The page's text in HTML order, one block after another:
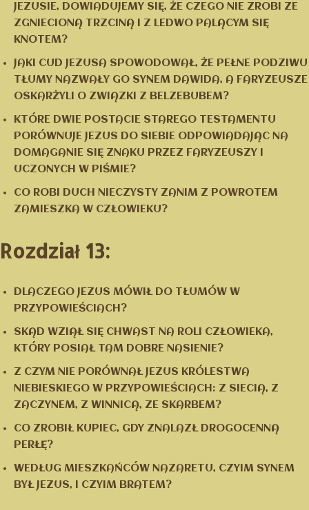
JEZUSIE, DOWIADUJEMY SIĘ, ŻE CZEGO NIE ZROBI ZE
ZGNIECIONĄ TRZCINĄ I Z LEDWO PALĄCYM SIĘ
KNOTEM?
JAKI CUD JEZUSA SPOWODOWAŁ, ŻE PEŁNE PODZIWU
TŁUMY NAZWAŁY GO SYNEM DAWIDA, A FARYZEUSZE
OSKARŻYLI O ZWIĄZKI Z BELZEBUBEM?
KTÓRE DWIE POSTACIE STAREGO TESTAMENTU
PORÓWNUJE JEZUS DO SIEBIE ODPOWIADAJĄC NA
DOMAGANIE SIĘ ZNAKU PRZEZ FARYZEUSZY I
UCZONYCH W PIŚMIE?
CO ROBI DUCH NIECZYSTY ZANIM Z POWROTEM
ZAMIESZKA W CZŁOWIEKU?
Rozdział 13:
DLACZEGO JEZUS MÓWIŁ DO TŁUMÓW W
PRZYPOWIEŚCIACH?
SKĄD WZIĄŁ SIĘ CHWAST NA ROLI CZŁOWIEKA,
KTÓRY POSIAŁ TAM DOBRE NASIENIE?
Z CZYM NIE PORÓWNAŁ JEZUS KRÓLESTWA
NIEBIESKIEGO W PRZYPOWIEŚCIACH: Z SIECIĄ, Z
ZACZYNEM, Z WINNICĄ, ZE SKARBEM?
CO ZROBIŁ KUPIEC, GDY ZNALAZŁ DROGOCENNĄ
PERŁĘ?
WEDŁUG MIESZKAŃCÓW NAZARETU, CZYIM SYNEM
BYŁ JEZUS, I CZYIM BRATEM?